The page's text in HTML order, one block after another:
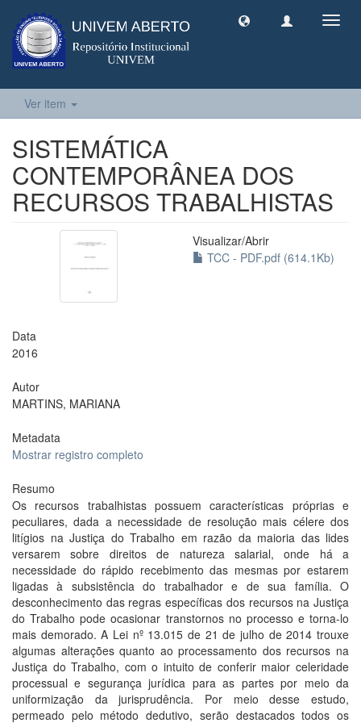
Ver item
SISTEMÁTICA
CONTEMPORÂNEA DOS
RECURSOS TRABALHISTAS
Visualizar/Abrir
TCC - PDF.pdf (614.1Kb)
Data
2016
Autor
MARTINS, MARIANA
Metadata
Mostrar registro completo
Resumo
Os recursos trabalhistas possuem características próprias e
peculiares, dada a necessidade de resolução mais célere dos
litígios na Justiça do Trabalho em razão da maioria das lides
versarem sobre direitos de natureza salarial, onde há a
necessidade do rápido recebimento das mesmas por estarem
ligadas à subsistência do trabalhador e de sua família. O
desconhecimento das regras específicas dos recursos na Justiça
do Trabalho pode ocasionar transtornos no processo e torna-lo
mais demorado. A Lei nº 13.015 de 21 de julho de 2014 trouxe
algumas alterações quanto ao processamento dos recursos na
Justiça do Trabalho, com o intuito de conferir maior celeridade
processual e segurança jurídica para as partes por meio da
uniformização da jurisprudência. Por meio desse estudo,
permeado pelo método dedutivo, serão destacados todos os